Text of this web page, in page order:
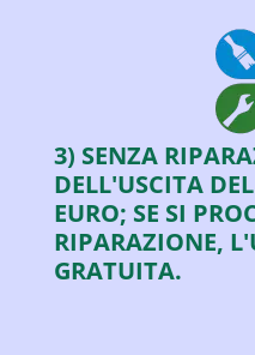
3) SENZA
DELL'USCITA
EURO; SE SI
RIPARAZIONE,
GRATUITA.